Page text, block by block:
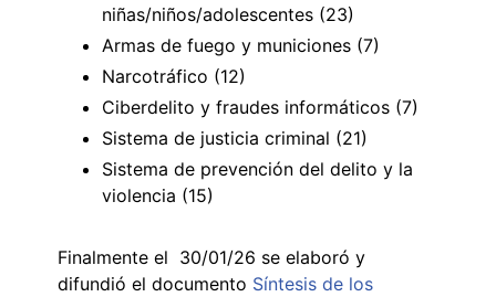
niñas/niños/adolescentes (23)
Armas de fuego y municiones (7)
Narcotráfico (12)
Ciberdelito y fraudes informáticos (7)
Sistema de justicia criminal (21)
Sistema de prevención del delito y la
violencia (15)
Finalmente el 30/01/26 se elaboró y
difundió el documento Síntesis de los